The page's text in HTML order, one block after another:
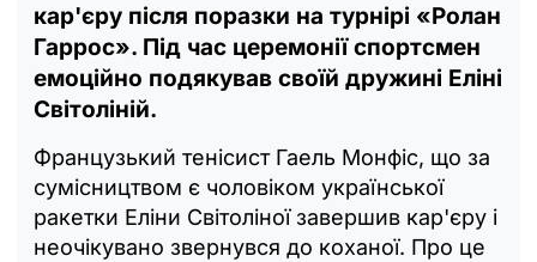
кар'єру після поразки на турнірі «Ролан
Гаррос». Під час церемонії спортсмен
емоційно подякував своїй дружині Еліні
Світоліній.
Французький тенісист Гаель Монфіс, що за
сумісництвом є чоловіком української
ракетки Еліни Світоліної завершив кар'єру і
неочікувано звернувся до коханої. Про це